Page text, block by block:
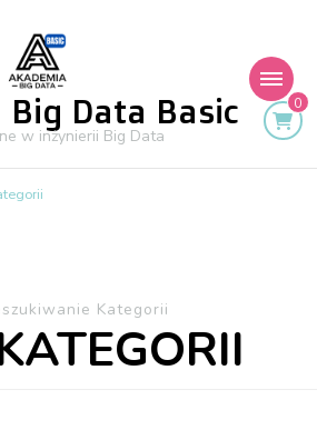
Data Basic
w inżynierii Big Data
0
Kategorii